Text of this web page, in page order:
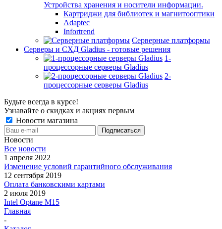
Устройства хранения и носители информации.
Картриджи для библиотек и магнитооптики
Adaptec
Infortrend
Серверные платформы
Серверы и СХД Gladius - готовые решения
1-
процессорные серверы Gladius
2-
процессорные серверы Gladius
Будьте всегда в курсе!
Узнавайте о скидках и акциях первым
Новости магазина
Новости
Все новости
1 апреля 2022
Изменение условий гарантийного обслуживания
12 сентября 2019
Оплата банковскими картами
2 июля 2019
Intel Optane M15
Главная
-